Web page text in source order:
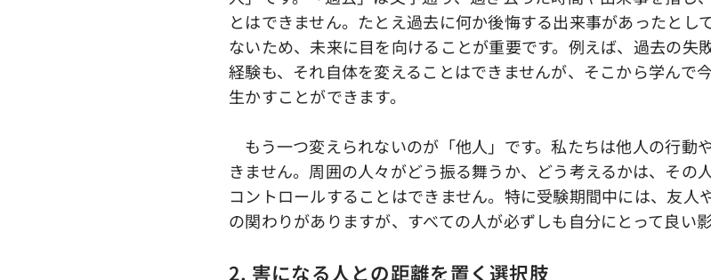
とはできません。たとえ過去に何か後悔する出来事があったとし
ないため、未来に目を向けることが重要です。例えば、過去の失
経験も、それ自体を変えることはできませんが、そこから学んで
生かすことができます。
もう一つ変えられないのが「他人」です。私たちは他人の行動
きません。周囲の人々がどう振る舞うか、どう考えるかは、その
コントロールすることはできません。特に受験期間中には、友人
の関わりがありますが、すべての人が必ずしも自分にとって良い
2. 害になる人との距離を置く選択肢